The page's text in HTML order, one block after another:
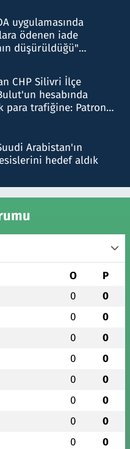
uygulamasında
ödenen iade
düşürüldüğü"
CHP Silivri İlçe
hesabında
para trafiğine: Patron
Arabistan'ın
hedef aldık
O P
0 0
0 0
0 0
0 0
0 0
0 0
0 0
0 0